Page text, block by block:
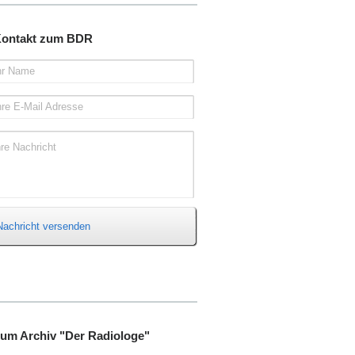
zum BDR
Name
E-Mail Adresse
Nachricht
versenden
Archiv "Der Radiologe"